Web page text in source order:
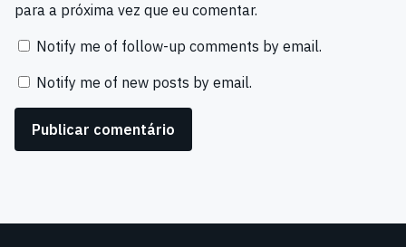
para a próxima vez que eu comentar.
Notify me of follow-up comments by email.
Notify me of new posts by email.